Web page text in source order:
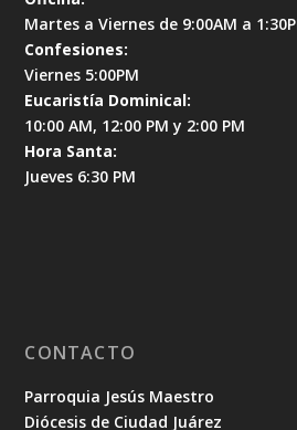
Martes a Viernes de 9:00AM a
Confesiones:
Viernes 5:00PM
Eucaristía Dominical:
10:00 AM, 12:00 PM y 2:00 PM
Hora Santa:
Jueves 6:30 PM
CONTACTO
Parroquia Jesús Maestro
Diócesis de Ciudad Juárez